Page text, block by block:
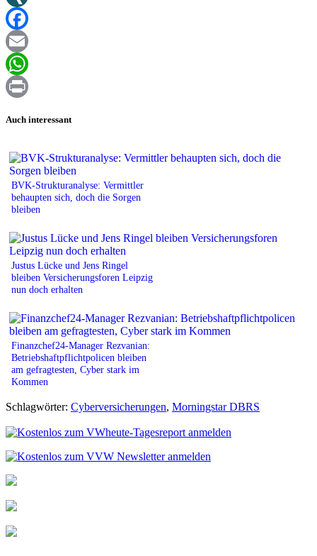
XING
Facebook
Email
WhatsApp
Auch interessant
BVK-Strukturanalyse: Vermittler
behaupten sich, doch die Sorgen
bleiben
Justus Lücke und Jens Ringel
bleiben Versicherungsforen Leipzig
nun doch erhalten
Finanzchef24-Manager Rezvanian:
Betriebshaftpflichtpolicen bleiben
am gefragtesten, Cyber stark im
Kommen
Schlagwörter: Cyberversicherungen, Morningstar DBRS